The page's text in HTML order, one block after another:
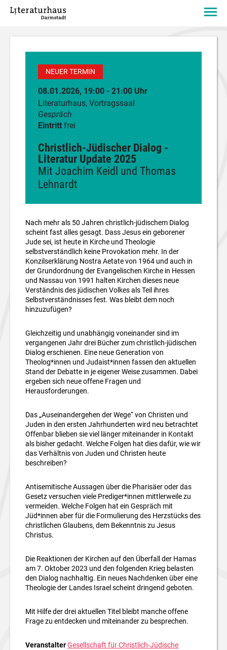
NEUER TERMIN
08.01.2026, 19:00 - 21:00 Uhr
Literaturhaus, Vortragssaal
Gespräch
Eintritt frei
Christlich-Jüdischer Dialog -
Literatur Update 2025
Mit Joachim Keidl und Thomas
Lehnardt
Nach mehr als 50 Jahren christlich-jüdischem Dialog
scheint fast alles gesagt. Dass Jesus ein geborener
Jude sei, ist heute in Kirche und Theologie
selbstverständlich keine Provokation mehr. In der
Konzilserklärung Nostra Aetate von 1964 und auch in
der Grundordnung der Evangelischen Kirche in Hessen
und Nassau von 1991 halten Kirchen dieses neue
Verständnis des jüdischen Volkes als Teil ihres
Selbstverständnisses fest. Was bleibt dem noch
hinzuzufügen?
Gleichzeitig und unabhängig voneinander sind im
vergangenen Jahr drei Bücher zum christlich-jüdischen
Dialog erschienen. Eine neue Generation von
Theolog*innen und Judaist*innen fassen den aktuellen
Stand der Debatte in je eigener Weise zusammen. Dabei
ergeben sich neue offene Fragen und
Herausforderungen.
Das „Auseinandergehen der Wege“ von Christen und
Juden in den ersten Jahrhunderten wird neu betrachtet
Offenbar blieben sie viel länger miteinander in Kontakt
als bisher gedacht. Welche Folgen hat dies dafür, wie wir
das Verhältnis von Juden und Christen heute
beschreiben?
Antisemitische Aussagen über die Pharisäer oder das
Gesetz versuchen viele Prediger*innen mittlerweile zu
vermeiden. Welche Folgen hat ein Gespräch mit
Jüd*innen aber für die Formulierung des Herzstücks des
christlichen Glaubens, dem Bekenntnis zu Jesus
Christus.
Die Reaktionen der Kirchen auf den Überfall der Hamas
am 7. Oktober 2023 und den folgenden Krieg belasten
den Dialog nachhaltig. Ein neues Nachdenken über eine
Theologie der Landes Israel scheint dringend geboten.
Mit Hilfe der drei aktuellen Titel bleibt manche offene
Frage zu entdecken und miteinander zu besprechen.
VeranstalterGesellschaft für Christlich-Jüdische